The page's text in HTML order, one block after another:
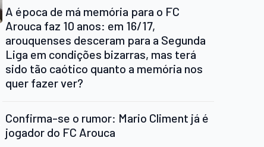
A época de má memória para o FC
Arouca faz 10 anos: em 16/17,
arouquenses desceram para a Segunda
Liga em condições bizarras, mas terá
sido tão caótico quanto a memória nos
quer fazer ver?
Confirma-se o rumor: Mario Climent já é
jogador do FC Arouca